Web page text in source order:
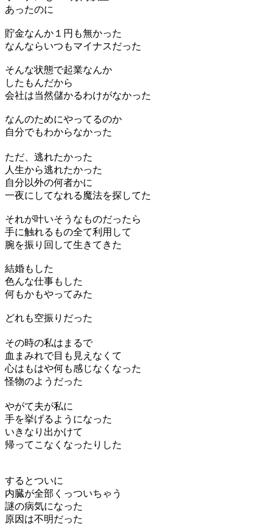
あったのに
貯金なんか１円も無かった
なんならいつもマイナスだった
そんな状態で起業なんか
したもんだから
会社は当然儲かるわけがなかった
なんのためにやってるのか
自分でもわからなかった
ただ、逃れたかった
人生から逃れたかった
自分以外の何者かに
一夜にしてなれる魔法を探してた
それが叶いそうなものだったら
手に触れるもの全て利用して
腕を振り回して生きてきた
結婚もした
色んな仕事もした
何もかもやってみた
どれも空振りだった
その時の私はまるで
血まみれで目も見えなくて
心はもはや何も感じなくなった
怪物のようだった
やがて夫が私に
手を挙げるようになった
いきなり出かけて
帰ってこなくなったりした
するとついに
内臓が全部くっついちゃう
謎の病気になった
原因は不明だった